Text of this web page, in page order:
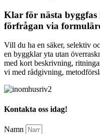
Klar för nästa byggfas
förfrågan via
Vill du ha en säker, selektiv
en byggklar yta utan
med kort beskrivning,
vi med rådgivning,
Kontakta oss idag!
Namn